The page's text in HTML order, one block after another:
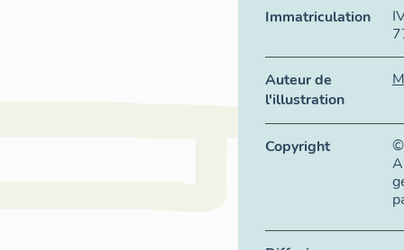
Immatriculation
Auteur de
l'illustration
Copyright
©